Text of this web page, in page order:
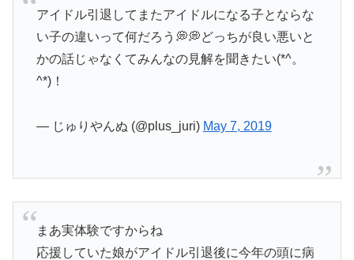
アイドル引退してまたアイドルになる子とならな
い子の違いって何だろう💭💭どっちが良い悪いと
かの話じゃなくてみんなの見解を聞きたい(*^。
^*)！
— じゅりやんぬ (@plus_juri) May 7, 2019
まあ実体験ですからね
応援していた娘がアイドル引退後に今年の頭に病